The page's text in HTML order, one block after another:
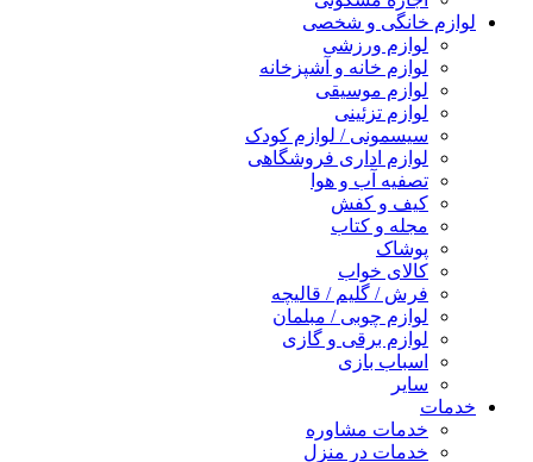
لوازم خانگی و شخصی
لوازم ورزشی
لوازم خانه و آشپزخانه
لوازم موسیقی
لوازم تزئینی
سیسمونی / لوازم کودک
لوازم اداری فروشگاهی
تصفیه آب و هوا
کیف و کفش
مجله و کتاب
پوشاک
کالای خواب
فرش / گلیم / قالیچه
لوازم چوبی / مبلمان
لوازم برقی و گازی
اسباب بازی
سایر
خدمات
خدمات مشاوره
خدمات در منزل